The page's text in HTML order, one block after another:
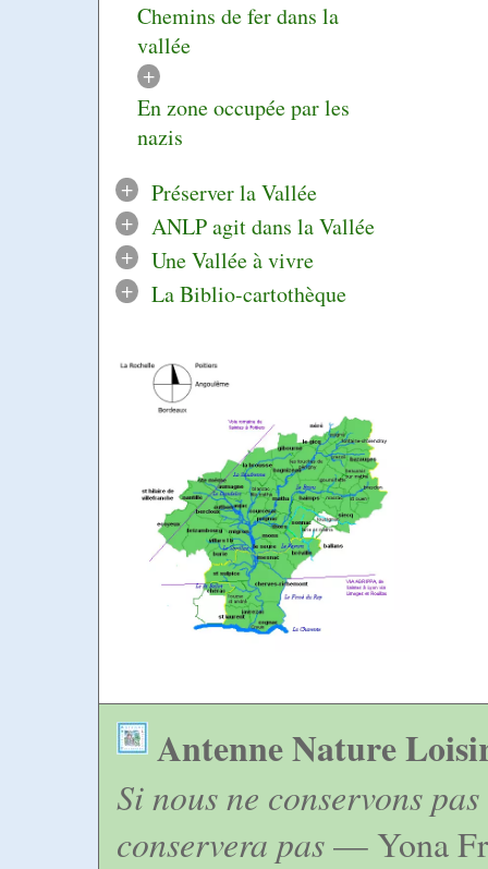
Chemins de fer dans la
vallée
+
En zone occupée par les
nazis
+
Préserver la Vallée
+
ANLP agit dans la Vallée
+
Une Vallée à vivre
+
La Biblio-cartothèque
Antenne Nature
Si nous ne conservons
conservera pas— Yona